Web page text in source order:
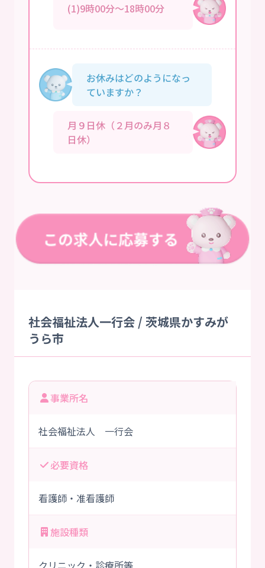
(1)9時00分～18時00分
お休みはどのようになっ
ていますか？
月９日休（２月のみ月８
日休）
社会福祉法人一行会 / 茨城県かすみが
うら市
事業所名
社会福祉法人 一行会
必要資格
看護師・准看護師
施設種類
クリニック・診療所等